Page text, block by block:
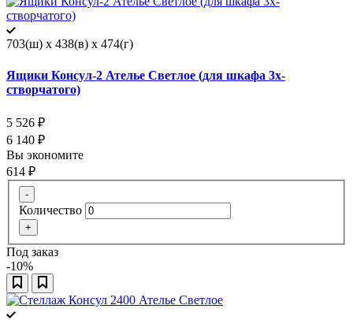
703(ш) x 438(в) x 474(г)
Ящики Консул-2 Ателье Светлое (для шкафа 3х-
створчатого)
5 526 ₽
6 140 ₽
Вы экономите
614 ₽
-
Количество
+
Под заказ
-10%